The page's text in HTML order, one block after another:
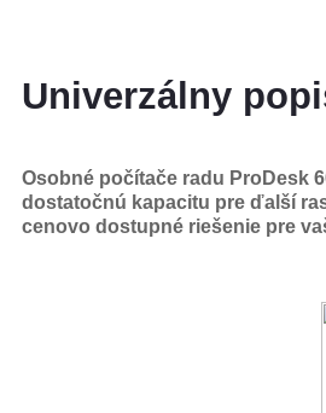
Univerzálny
Osobné počítače radu ProDesk
dostatočnú kapacitu pre ďalší
cenovo dostupné riešenie pre